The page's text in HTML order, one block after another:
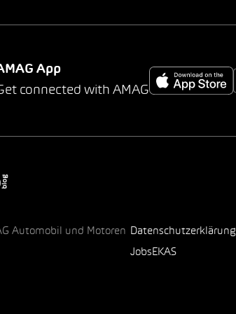
App
connected with AMAG
Automobil und Motoren Datenschutzerklärung
Jobs EKAS